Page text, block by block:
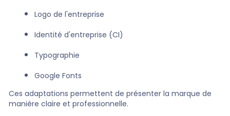
Logo de l'entreprise
Identité d'entreprise (CI)
Typographie
Google Fonts
Ces adaptations permettent de présenter la marque de
manière claire et professionnelle.